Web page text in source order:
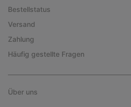
Bestellstatus
Versand
Zahlung
Häufig gestellte Fragen
Über uns